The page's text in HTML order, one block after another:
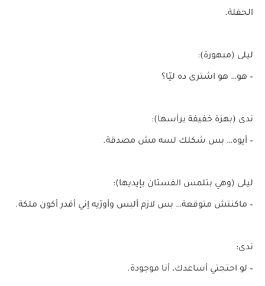
الحفلة.
ليلى (مبهورة):
– هو… هو اشترى ده ليّا؟
ندى (بهزة خفيفة برأسها):
– أيوه… بس شكلك لسه مش مصدقة.
ليلى (وهي بتلمس الفستان بإيديها):
– ماكنتش متوقعة… بس لازم ألبس وأورّيه إني أقدر أكون ملكة.
ندى:
– لو احتجتي أساعدك، أنا موجودة.